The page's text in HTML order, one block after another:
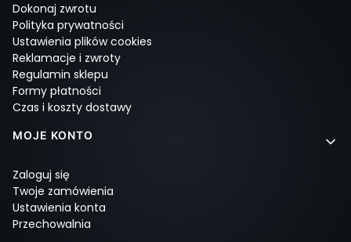
Dokonaj zwrotu
Polityka prywatności
Ustawienia plików cookies
Reklamacje i zwroty
Regulamin sklepu
Formy płatności
Czas i koszty dostawy
MOJE KONTO
Zaloguj się
Twoje zamówienia
Ustawienia konta
Przechowalnia